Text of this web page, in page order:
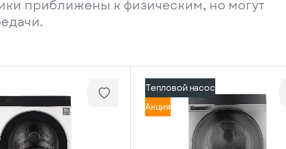
приближены к физическим, но могут
Тепловой насос
Акция